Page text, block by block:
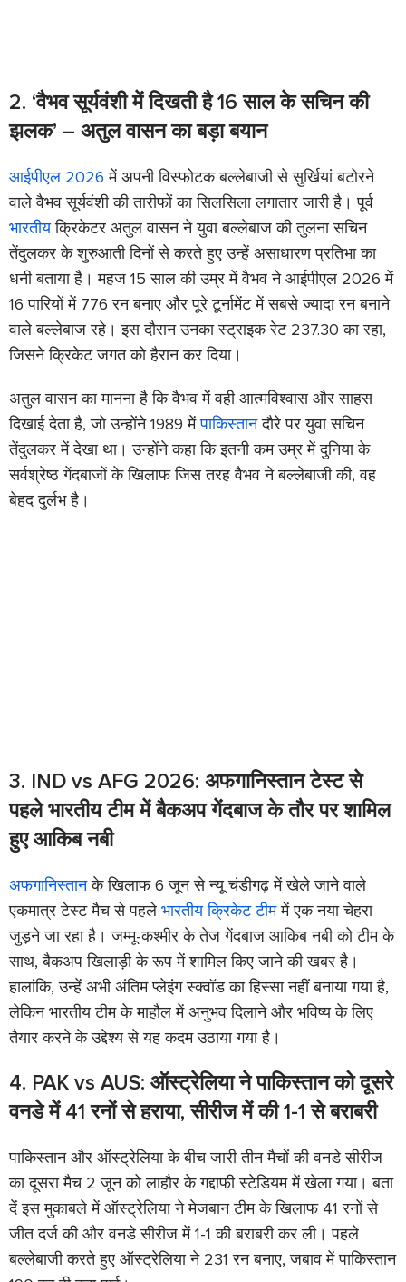
2. ‘वैभव सूर्यवंशी में दिखती है 16 साल के सचिन की
झलक’ – अतुल वासन का बड़ा बयान
आईपीएल 2026 में अपनी विस्फोटक बल्लेबाजी से सुर्खियां बटोरने
वाले वैभव सूर्यवंशी की तारीफों का सिलसिला लगातार जारी है। पूर्व
भारतीयक्रिकेटर अतुल वासन ने युवा बल्लेबाज की तुलना सचिन
तेंदुलकर के शुरुआती दिनों से करते हुए उन्हें असाधारण प्रतिभा का
धनी बताया है। महज 15 साल की उम्र में वैभव ने आईपीएल 2026 में
16 पारियों में 776 रन बनाए और पूरे टूर्नामेंट में सबसे ज्यादा रन बनाने
वाले बल्लेबाज रहे। इस दौरान उनका स्ट्राइक रेट 237.30 का रहा,
जिसने क्रिकेट जगत को हैरान कर दिया।
अतुल वासन का मानना है कि वैभव में वही आत्मविश्वास और साहस
दिखाई देता है, जो उन्होंने 1989 मेंपाकिस्तानदौरे पर युवा सचिन
तेंदुलकर में देखा था। उन्होंने कहा कि इतनी कम उम्र में दुनिया के
सर्वश्रेष्ठ गेंदबाजों के खिलाफ जिस तरह वैभव ने बल्लेबाजी की, वह
बेहद दुर्लभ है।
3. IND vs AFG 2026: अफगानिस्तान टेस्ट से
पहले भारतीय टीम में बैकअप गेंदबाज के तौर पर शामिल
हुए आकिब नबी
अफगानिस्तानके खिलाफ 6 जून से न्यू चंडीगढ़ में खेले जाने वाले
एकमात्र टेस्ट मैच से पहले भारतीय क्रिकेट टीममें एक नया चेहरा
जुड़ने जा रहा है। जम्मू-कश्मीर के तेज गेंदबाज आकिब नबी को टीम के
साथ, बैकअप खिलाड़ी के रूप में शामिल किए जाने की खबर है।
हालांकि, उन्हें अभी अंतिम प्लेइंग स्क्वॉड का हिस्सा नहीं बनाया गया है,
लेकिन भारतीय टीम के माहौल में अनुभव दिलाने और भविष्य के लिए
तैयार करने के उद्देश्य से यह कदम उठाया गया है।
4. PAK vs AUS: ऑस्ट्रेलिया ने पाकिस्तान को दूसरे
वनडे में 41 रनों से हराया, सीरीज में की 1-1 से बराबरी
पाकिस्तान और ऑस्ट्रेलिया के बीच जारी तीन मैचों की वनडे सीरीज
का दूसरा मैच 2 जून को लाहौर के गद्दाफी स्टेडियम में खेला गया। बता
दें इस मुकाबले में ऑस्ट्रेलिया ने मेजबान टीम के खिलाफ 41 रनों से
जीत दर्ज की और वनडे सीरीज में 1-1 की बराबरी कर ली। पहले
बल्लेबाजी करते हुए ऑस्ट्रेलिया ने 231 रन बनाए, जबाव में पाकिस्तान